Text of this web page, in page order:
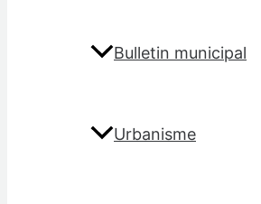
Bulletin municipal
Urbanisme